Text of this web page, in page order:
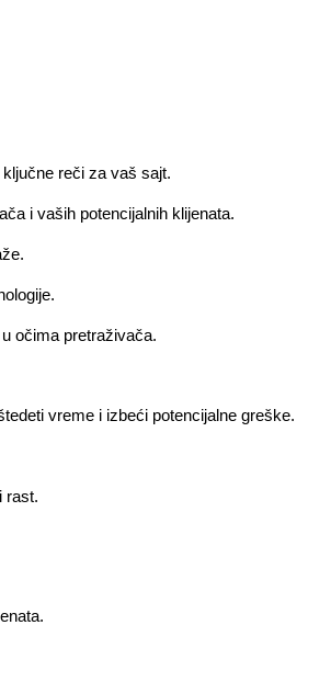
reči za vaš sajt.
i vaših potencijalnih klijenata.
očima pretraživača.
vreme i izbeći potencijalne greške.
rast.